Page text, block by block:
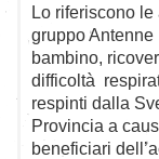
Lo riferiscono
gruppo
bambino,
difficoltà
respinti dalla
Provincia a
beneficiari